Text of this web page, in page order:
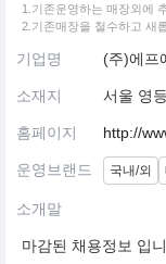
1.기존운영하는 매장외에
2.기존매장을 철수하고 새
기업명 (주)에프
소재지 서울 영
홈페이지 http://
운영브랜드 국내/외
소개말
마감된 채용정보 입